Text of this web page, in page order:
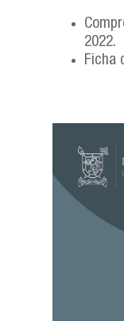
2022.
Ficha